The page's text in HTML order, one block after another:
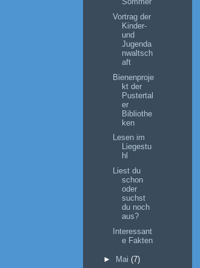
Vortrag der
Kinder-
und
Jugenda
nwaltsch
aft
Bienenproje
kt der
Pustertal
er
Bibliothe
ken
Lesen im
Liegestu
hl
Liest du
schon
oder
suchst
du noch
aus?
Interessant
e Fakten
► Mai (7)